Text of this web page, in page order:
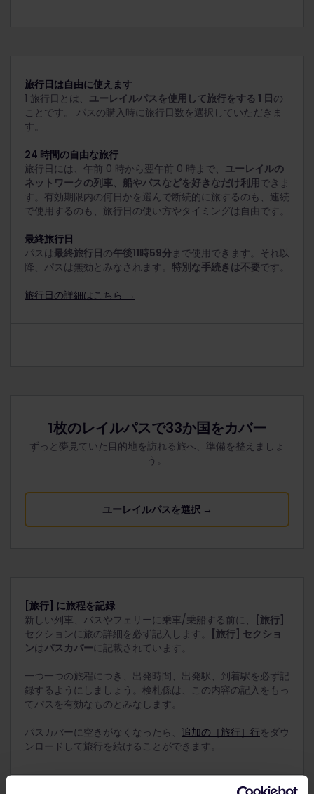
旅行日は自由に使えます
1 旅行日とは、 ユーレイルパスを使用して旅行をする 1 日の
ことです。 パスの購入時に旅行日数を選択していただきま
す。
24 時間の自由な旅行
旅行日には、午前 0 時から翌午前 0 時まで、 ユーレイルの
ネットワークの列車、船やバスなどを好きなだけ利用できま
す。有効期限内の何日かを選んで断続的に旅するのも、連続
で使用するのも、旅行日の使い方やタイミングは自由です。
最終旅行日
パスは最終旅行日の午後11時59分まで使用できます。それ以
降、パスは無効とみなされます。 特別な手続きは不要です。
旅行日の詳細はこちら →
1枚のレイルパスで33か国をカバー
ずっと夢見ていた目的地を訪れる旅へ、準備を整えましょ
う。
ユーレイルパスを選択 →
[旅行] に旅程を記録
新しい列車、バスやフェリーに乗車/乗船する前に、
[旅行]
セクションに旅の詳細を必ず記入します。
[旅行] セクショ
ンはパスカバーに記載されています。
一つ一つの旅程につき、出発時間、出発駅、到着駅を必ず記
録するようにしましょう。検札係は、この内容の記入をもっ
てパスを有効なものとみなします。
パスカバーに空きがなくなったら、 追加の［旅行］行をダウ
ンロードして旅行を続けることができます。